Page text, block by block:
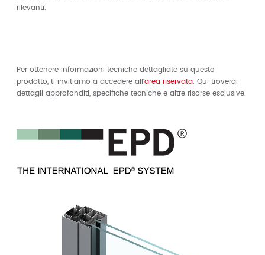
rilevanti.
Per ottenere informazioni tecniche dettagliate su questo
prodotto, ti invitiamo a accedere all'area riservata . Qui troverai
dettagli approfonditi, specifiche tecniche e altre risorse esclusive.